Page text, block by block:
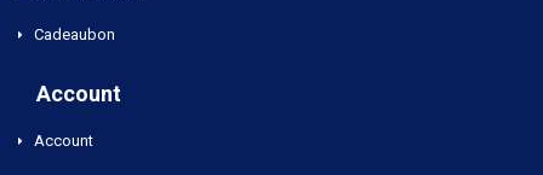
Cadeaubon
Account
Account